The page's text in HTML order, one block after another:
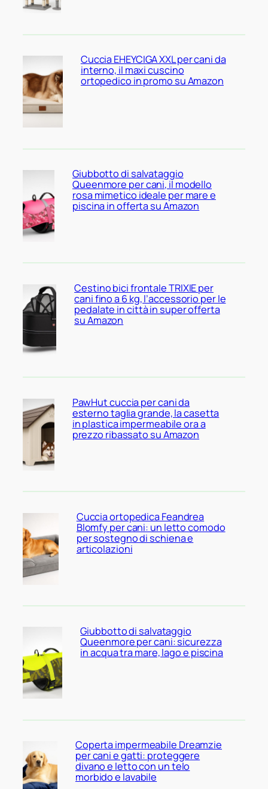
Cuccia EHEYCIGA XXL per cani da
interno, il maxi cuscino
ortopedico in promo su Amazon
Giubbotto di salvataggio
Queenmore per cani, il modello
rosa mimetico ideale per mare e
piscina in offerta su Amazon
Cestino bici frontale TRIXIE per
cani fino a 6 kg, l’accessorio per le
pedalate in città in super offerta
su Amazon
PawHut cuccia per cani da
esterno taglia grande, la casetta
in plastica impermeabile ora a
prezzo ribassato su Amazon
Cuccia ortopedica Feandrea
Blomfy per cani: un letto comodo
per sostegno di schiena e
articolazioni
Giubbotto di salvataggio
Queenmore per cani: sicurezza
in acqua tra mare, lago e piscina
Coperta impermeabile Dreamzie
per cani e gatti: proteggere
divano e letto con un telo
morbido e lavabile